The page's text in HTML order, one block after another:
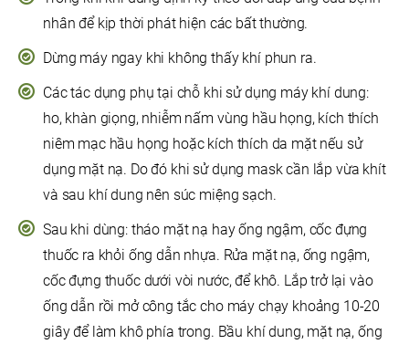
nhân để kịp thời phát hiện các bất thường.
Dừng máy ngay khi không thấy khí phun ra.
Các tác dụng phụ tại chỗ khi sử dụng máy khí dung:
ho, khàn giọng, nhiễm nấm vùng hầu họng, kích thích
niêm mạc hầu họng hoặc kích thích da mặt nếu sử
dụng mặt nạ. Do đó khi sử dụng mask cần lắp vừa khít
và sau khí dung nên súc miệng sạch.
Sau khi dùng: tháo mặt nạ hay ống ngậm, cốc đựng
thuốc ra khỏi ống dẫn nhựa. Rửa mặt nạ, ống ngậm,
cốc đựng thuốc dưới vòi nước, để khô. Lắp trở lại vào
ống dẫn rồi mở công tắc cho máy chạy khoảng 10-20
giây để làm khô phía trong. Bầu khí dung, mặt nạ, ống